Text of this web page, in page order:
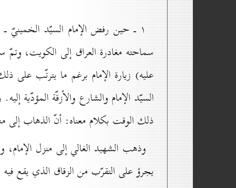
۱ ـ حين رفض الإمام السيّد الخمينيّ
سماحته مغادرة العراق إلى الكويت، وتمّ
عليه) زيارة الإمام برغم ما يترتّب
السيّد الإمام والشارع والأزقّة المؤدّية
ذلك الوقت بكلام معناه: أنّ الذهاب إلى
وذهب الشهيد الغالي إلى منزل
يجرؤ على التقرّب من الزقاق الذي يقع